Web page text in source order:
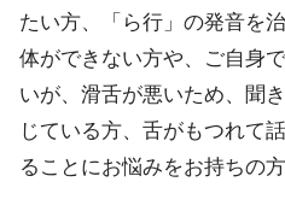
たい方、「ら行」の発音を
体ができない方や、ご自身
いが、滑舌が悪いため、聞
じている方、舌がもつれて
ることにお悩みをお持ちの方